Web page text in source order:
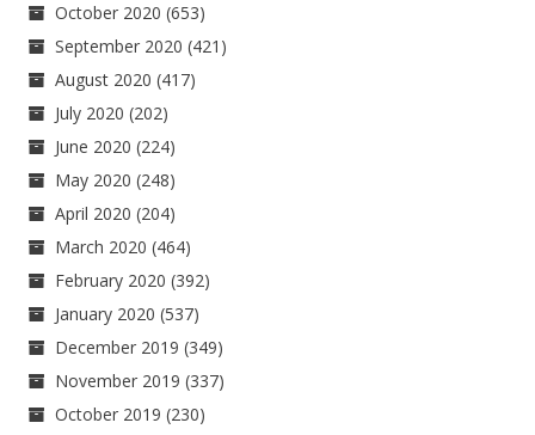
October 2020 (653)
September 2020 (421)
August 2020 (417)
July 2020 (202)
June 2020 (224)
May 2020 (248)
April 2020 (204)
March 2020 (464)
February 2020 (392)
January 2020 (537)
December 2019 (349)
November 2019 (337)
October 2019 (230)